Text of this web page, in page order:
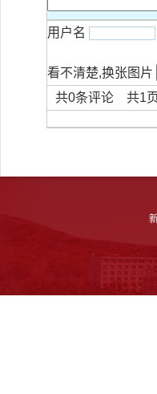
用户名
看不清楚,换张图片
共0条评论 共1